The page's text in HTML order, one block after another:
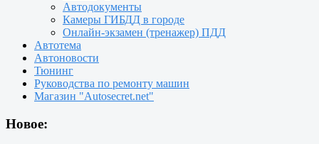
Автодокументы
Камеры ГИБДД в городе
Онлайн-экзамен (тренажер) ПДД
Автотема
Автоновости
Тюнинг
Руководства по ремонту машин
Магазин "Autosecret.net"
Новое: